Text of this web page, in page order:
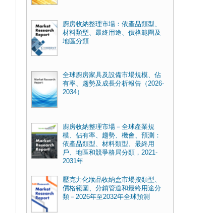
廚房收納整理市場：依產品類型、
材料類型、最終用途、價格範圍及
地區分類
全球廚房家具及設備市場規模、佔
有率、趨勢及成長分析報告（2026-
2034）
廚房收納整理市場－全球產業規
模、佔有率、趨勢、機會、預測：
依產品類型、材料類型、最終用
戶、地區和競爭格局分類，2021-
2031年
壓克力化妝品收納盒市場按類型、
價格範圍、分銷管道和最終用途分
類－2026年至2032年全球預測